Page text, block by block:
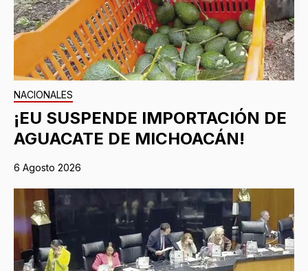
NACIONALES
¡EU SUSPENDE IMPORTACIÓN DE
AGUACATE DE MICHOACÁN!
6 Agosto 2026